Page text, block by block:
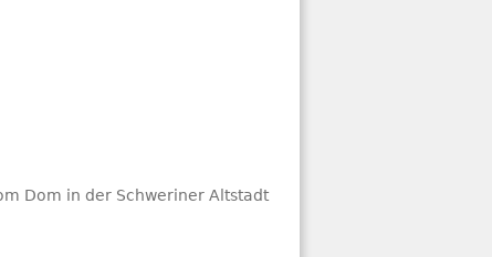
Dom in der Schweriner Altstadt